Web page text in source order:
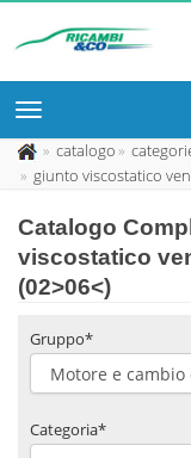
catalogo
giunto viscostatico
Catalogo
viscostatico
(02>06<)
Gruppo*
Categoria*